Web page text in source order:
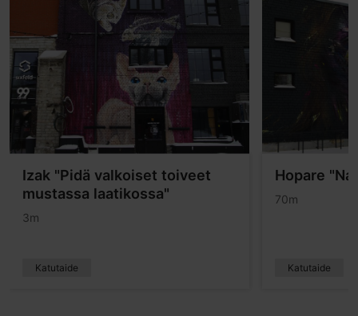
Izak "Pidä valkoiset toiveet
mustassa laatikossa"
3m
Katutaide
Hopare
70m
Katutaide